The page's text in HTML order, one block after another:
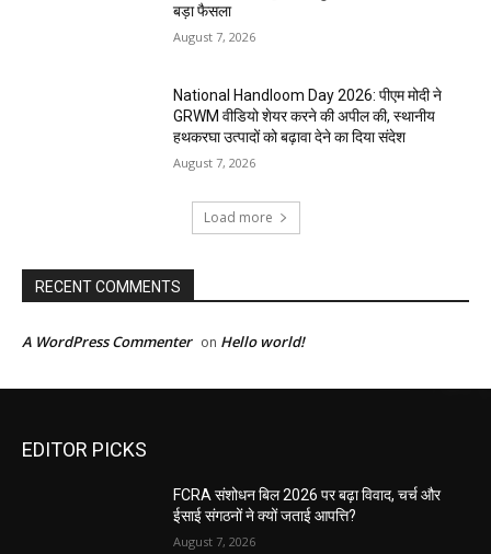
बड़ा फैसला
August 7, 2026
National Handloom Day 2026: पीएम मोदी ने
GRWM वीडियो शेयर करने की अपील की, स्थानीय
हथकरघा उत्पादों को बढ़ावा देने का दिया संदेश
August 7, 2026
Load more
RECENT COMMENTS
A WordPress Commenter on Hello world!
EDITOR PICKS
FCRA संशोधन बिल 2026 पर बढ़ा विवाद, चर्च और
ईसाई संगठनों ने क्यों जताई आपत्ति?
August 7, 2026